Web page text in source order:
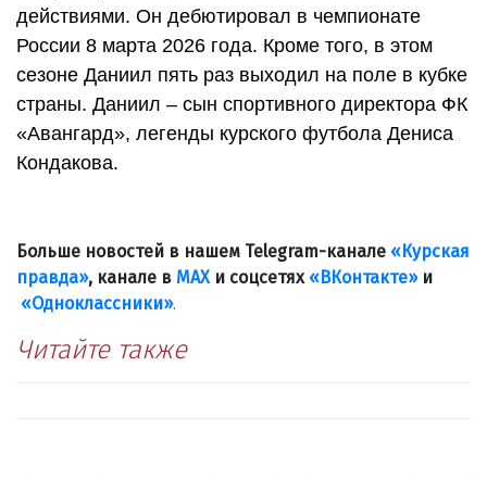
действиями. Он дебютировал в чемпионате
России 8 марта 2026 года. Кроме того, в этом
сезоне Даниил пять раз выходил на поле в кубке
страны. Даниил – сын спортивного директора ФК
«Авангард», легенды курского футбола Дениса
Кондакова.
Больше новостей в нашем Telegram-канале «Курская
правда», канале в МАХи соцсетях «ВКонтакте»и
«Одноклассники».
Читайте также